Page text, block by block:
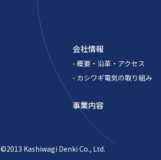
会社情報
- 概要・沿革・アクセス
- カシワギ電気の取り組み
事業内容
©2013 Kashiwagi Denki Co., Ltd.